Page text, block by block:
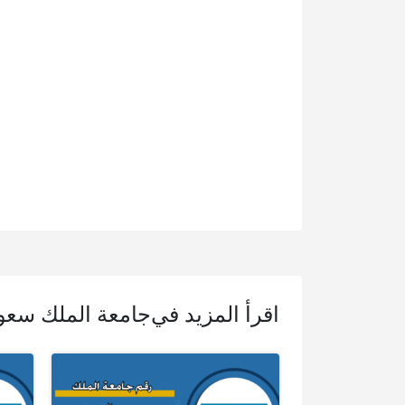
اقرأ المزيد فيجامعة الملك